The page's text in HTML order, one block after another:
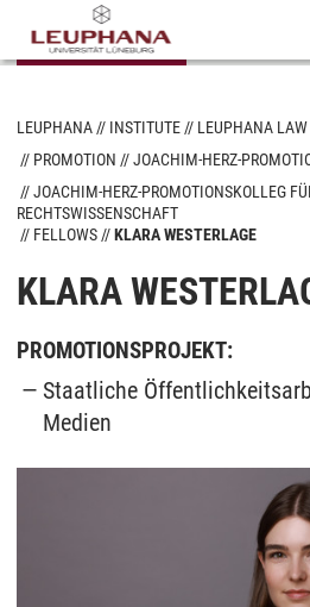
LEUPHANA INSTITUTE
LEUPHANA
PROMOTION
JOACHIM-HERZ-
JOACHIM-HERZ-PROMOTIONSKOLLEG
RECHTSWISSENSCHAFT
FELLOWS
KLARA WESTERLAGE
KLARA
PROMOTIONSPROJEKT:
Staatliche
Medien